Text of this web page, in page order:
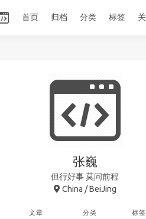
首页 归档 分类 标签
张巍
但行好事 莫问前程
China / BeiJing
文章 分类 标签